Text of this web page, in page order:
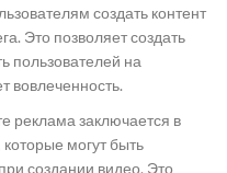
создать контент
Это позволяет создать
пользователей на
вовлеченность.
реклама заключается в
могут быть
создании видео. Это